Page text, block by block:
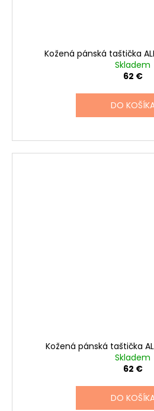
Kožená pánská taštička
Skladem
62 €
DO
Kožená pánská taštička
Skladem
62 €
DO